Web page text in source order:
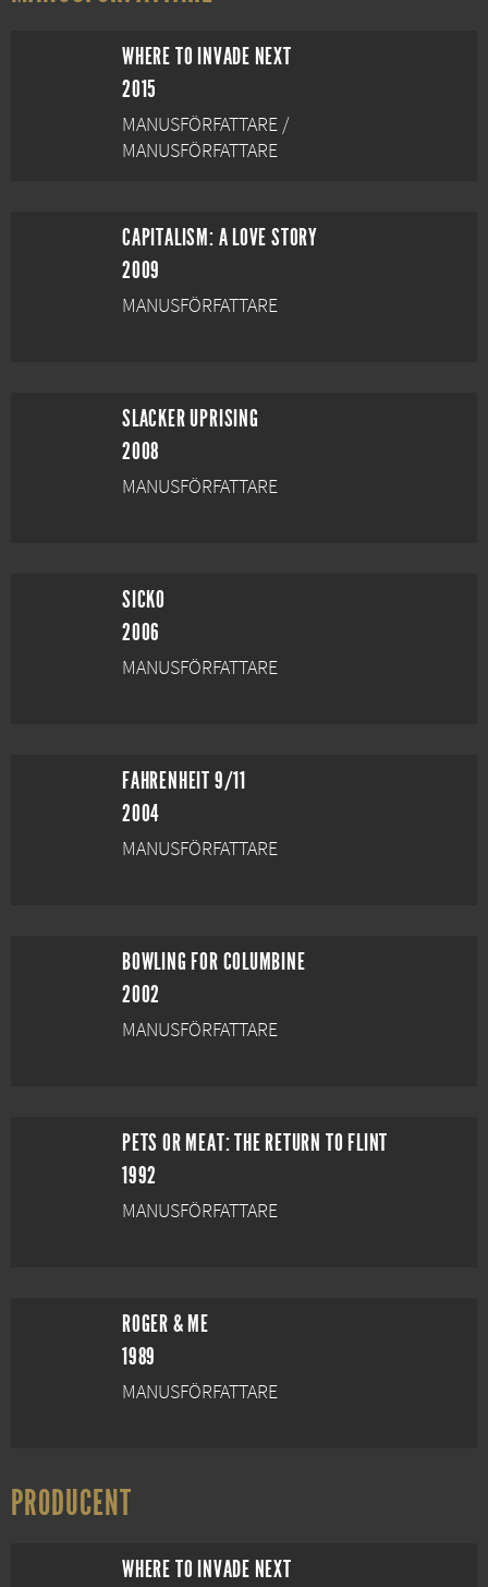
WHERE TO INVADE NEXT
2015
MANUSFÖRFATTARE /
MANUSFÖRFATTARE
CAPITALISM: A LOVE STORY
2009
MANUSFÖRFATTARE
SLACKER UPRISING
2008
MANUSFÖRFATTARE
SICKO
2006
MANUSFÖRFATTARE
FAHRENHEIT 9/11
2004
MANUSFÖRFATTARE
BOWLING FOR COLUMBINE
2002
MANUSFÖRFATTARE
PETS OR MEAT: THE RETURN TO FLINT
1992
MANUSFÖRFATTARE
ROGER & ME
1989
MANUSFÖRFATTARE
PRODUCENT
WHERE TO INVADE NEXT